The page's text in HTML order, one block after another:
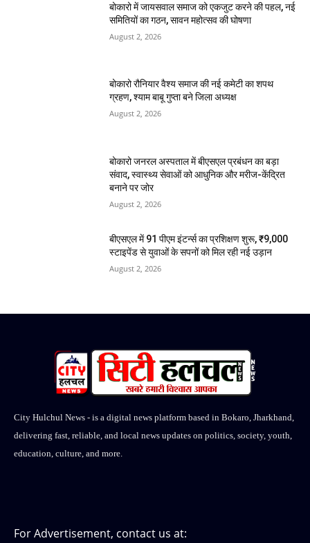
बोकारो में जायसवाल समाज को एकजुट करने की पहल, नई
समितियों का गठन, सावन महोत्सव की घोषणा
August 2, 2026
बोकारो रौनियार वैश्य समाज की नई कमेटी का शपथ
ग्रहण, श्याम बाबू गुप्ता बने जिला अध्यक्ष
August 2, 2026
बोकारो जनरल अस्पताल में बीएसएल प्रबंधन का बड़ा
संवाद, स्वास्थ्य सेवाओं को आधुनिक और मरीज-केंद्रित
बनाने पर जोर
August 2, 2026
बीएसएल में 91 पीएम इंटर्न्स का प्रशिक्षण शुरू, ₹9,000
स्टाइपेंड से युवाओं के सपनों को मिल रही नई उड़ान
August 2, 2026
City Hulchul News - is a digital news platform based in Bokaro, Jharkhand,
delivering fast, reliable, and local news updates on politics, society, youth,
education, culture, and more.
For Advertisement, contact us at: